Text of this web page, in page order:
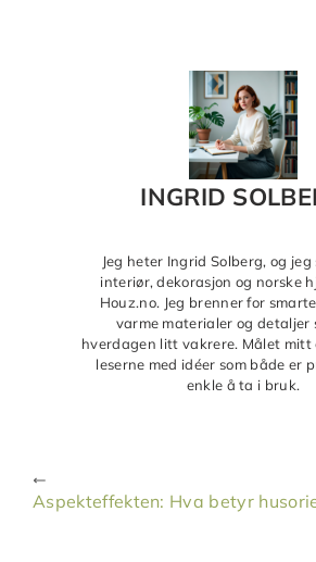
INGRID
Jeg heter Ingrid Solberg, og jeg
interiør, dekorasjon og norske
Houz.no. Jeg brenner for
varme materialer og detaljer
hverdagen litt vakrere. Målet mitt
leserne med idéer som både er
enkle å ta i bruk.
Aspekteffekten: Hva betyr